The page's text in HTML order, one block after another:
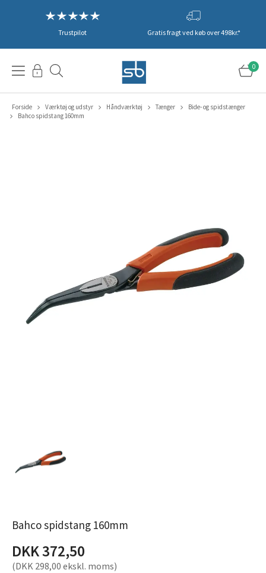
Trustpilot Gratis fragt ved køb over 498kr.*
0
Forside Værktøj og udstyr Håndværktøj Tænger
Bide- og spidstænger
Bahco spidstang 160mm
Bahco spidstang 160mm
DKK 372,50
(DKK 298,00 ekskl. moms)